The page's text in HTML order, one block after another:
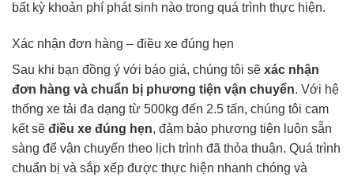
bất kỳ khoản phí phát sinh nào trong quá trình thực hiện.
Xác nhận đơn hàng – điều xe đúng hẹn
Sau khi bạn đồng ý với báo giá, chúng tôi sẽ xác nhận
đơn hàng và chuẩn bị phương tiện vận chuyển. Với hệ
thống xe tải đa dạng từ 500kg đến 2.5 tấn, chúng tôi cam
kết sẽ điều xe đúng hẹn, đảm bảo phương tiện luôn sẵn
sàng để vận chuyển theo lịch trình đã thỏa thuận. Quá trình
chuẩn bị và sắp xếp được thực hiện nhanh chóng và